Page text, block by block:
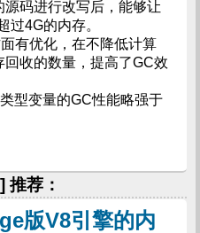
码进行改写后，能够让
过4G的内存。
有优化，在不降低计算
收的数量，提高了GC效
型变量的GC性能略强于
荐：
版V8引擎的内